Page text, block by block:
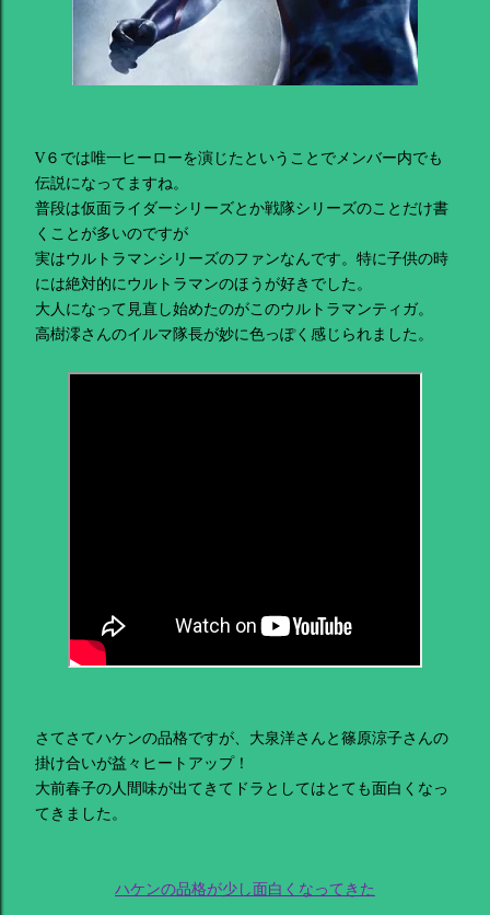
V６では唯一ヒーローを演じたということでメンバー内でも
伝説になってますね。
普段は仮面ライダーシリーズとか戦隊シリーズのことだけ書
くことが多いのですが
実はウルトラマンシリーズのファンなんです。特に子供の時
には絶対的にウルトラマンのほうが好きでした。
大人になって見直し始めたのがこのウルトラマンティガ。
高樹澪さんのイルマ隊長が妙に色っぽく感じられました。
さてさてハケンの品格ですが、大泉洋さんと篠原涼子さんの
掛け合いが益々ヒートアップ！
大前春子の人間味が出てきてドラとしてはとても面白くなっ
てきました。
ハケンの品格が少し面白くなってきた